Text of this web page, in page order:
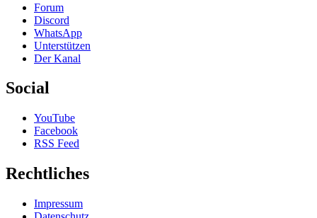
Forum
Discord
WhatsApp
Unterstützen
Der Kanal
Social
YouTube
Facebook
RSS Feed
Rechtliches
Impressum